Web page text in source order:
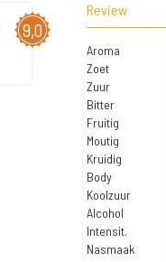
9,0
Review
Aroma
Zoet
Zuur
Bitter
Fruitig
Moutig
Kruidig
Body
Koolzuur
Alcohol
Intensit.
Nasmaak